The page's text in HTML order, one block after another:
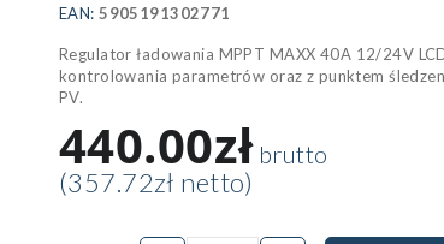
EAN: 5905191302771
Regulator ładowania MPPT MAXX 40A 12/24V
kontrolowania parametrów oraz z punktem
PV.
440.00złbrutto
(357.72zł netto)